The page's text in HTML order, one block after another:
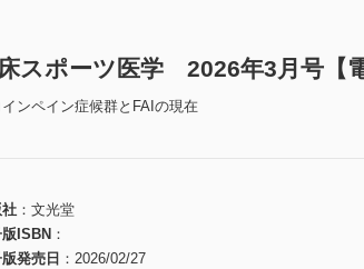
スポーツ医学 2026年3月号【電
インペイン症候群とFAIの現在
文光堂
ISBN
発売日
2026/02/27